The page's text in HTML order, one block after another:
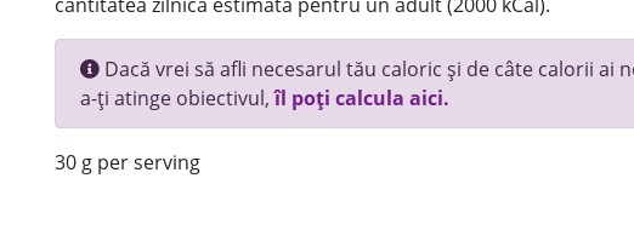
Dacă vrei să afli necesarul tău caloric și de câte calorii ai
a-ți atinge obiectivul,îl poți calcula aici.
30 g per serving